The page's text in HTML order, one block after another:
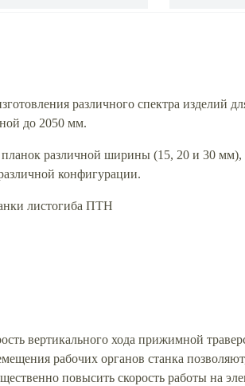
различного спектра изделий
до 2050 мм.
различной ширины (15, 20 и 30
конфигурации.
вертикального хода прижимной
рабочих органов станка
повысить скорость работы на